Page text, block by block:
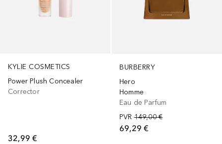
KYLIE COSMETICS
Power Plush Concealer
Corrector
32,99 €
BURBERRY
Hero
Homme
Eau de Parfum
PVR 149,00 €
69,29 €